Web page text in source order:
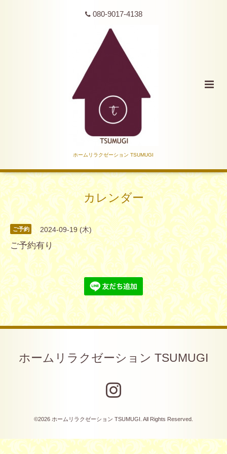
080-9017-4138
ホームリラクゼーション TSUMUGI
カレンダー
ご予約 2024-09-19 (木)
ご予約有り
ホームリラクゼーション TSUMUGI
©2026 ホームリラクゼーション TSUMUGI . All Rights Reserved.